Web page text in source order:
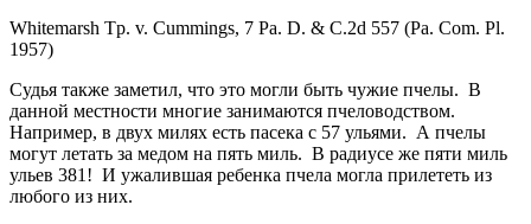
Whitemarsh Tp. v. Cummings, 7 Pa. D. & C.2d 557 (Pa. Com. Pl.
1957)
Судья также заметил, что это могли быть чужие пчелы. В
данной местности многие занимаются пчеловодством.
Например, в двух милях есть пасека с 57 ульями. А пчелы
могут летать за медом на пять миль. В радиусе же пяти миль
ульев 381! И ужалившая ребенка пчела могла прилететь из
любого из них.